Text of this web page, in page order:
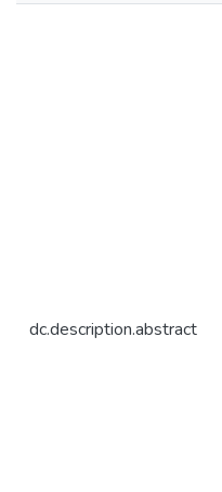
dc.description.abstract